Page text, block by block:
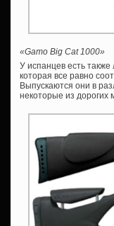
«Gamo Big Cat 1000»
У испанцев есть также
которая все равно
Выпускаются они в
некоторые из дорогих